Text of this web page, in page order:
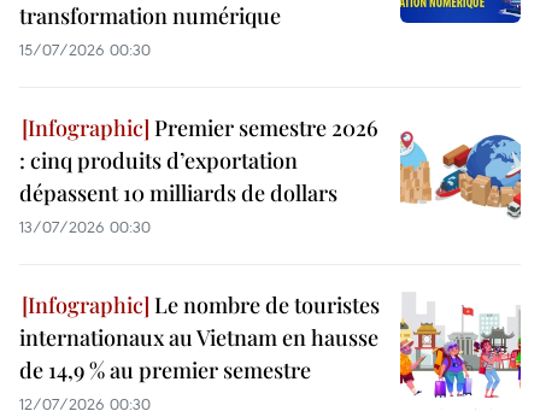
transformation numérique
15/07/2026 00:30
Premier semestre 2026
: cinq produits d’exportation
dépassent 10 milliards de dollars
13/07/2026 00:30
Le nombre de touristes
internationaux au Vietnam en hausse
de 14,9 % au premier semestre
12/07/2026 00:30